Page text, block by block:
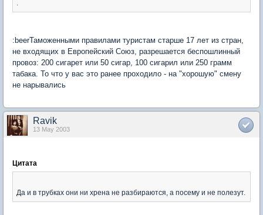
:beerТаможенными правилами туристам старше 17 лет из стран,
не входящих в Европейский Союз, разрешается беспошлинный
провоз: 200 сигарет или 50 сигар, 100 сигарил или 250 грамм
табака. То что у вас это ранее проходило - на "хорошую" смену
не нарывались
Ravik
13 May 2003
Цитата
Да и в трубках они ни хрена не разбираются, а посему и не полезут.